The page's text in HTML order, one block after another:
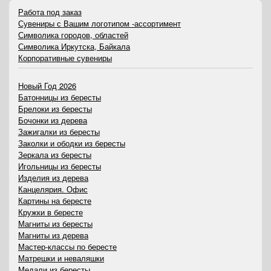
Работа под заказ
Сувениры с Вашим логотипом -ассортимент
Символика городов, областей
Символика Иркутска, Байкала
Корпоративные сувениры
Новый Год 2026
Батонницы из бересты
Брелоки из бересты
Бочонки из дерева
Зажигалки из бересты
Заколки и ободки из бересты
Зеркала из бересты
Игольницы из бересты
Изделия из дерева
Канцелярия. Офис
Картины на бересте
Кружки в бересте
Магниты из бересты
Магниты из дерева
Мастер-классы по бересте
Матрешки и неваляшки